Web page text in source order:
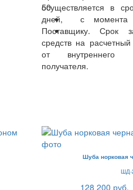
осуществляется в
дней, с момента
Поставщику. Срок
средств на
от внутреннего
получателя.
50
Шуба норковая
ШД-
128 200 руб.